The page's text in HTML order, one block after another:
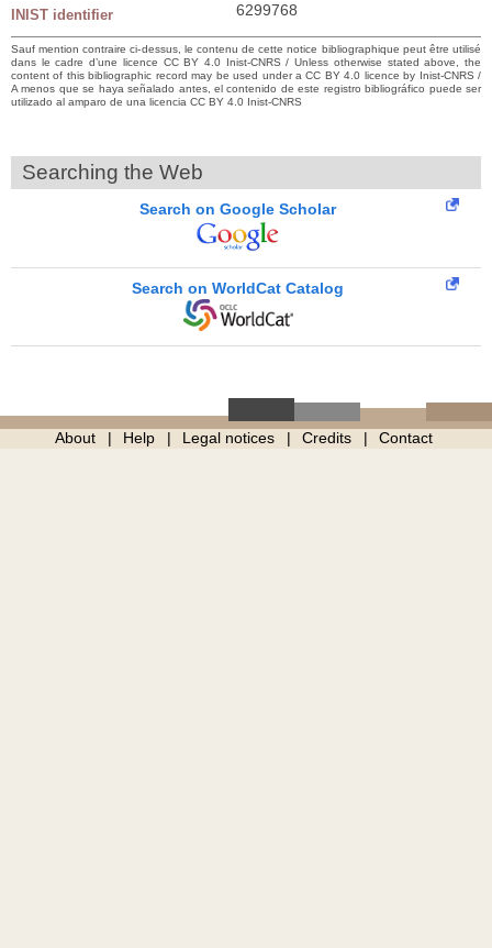
INIST identifier 6299768
Sauf mention contraire ci-dessus, le contenu de cette notice bibliographique peut être utilisé
dans le cadre d’une licence CC BY 4.0 Inist-CNRS / Unless otherwise stated above, the
content of this bibliographic record may be used under a CC BY 4.0 licence by Inist-CNRS /
A menos que se haya señalado antes, el contenido de este registro bibliográfico puede ser
utilizado al amparo de una licencia CC BY 4.0 Inist-CNRS
Searching the Web
Search on Google Scholar
Search on WorldCat Catalog
About Help Legal notices Credits Contact